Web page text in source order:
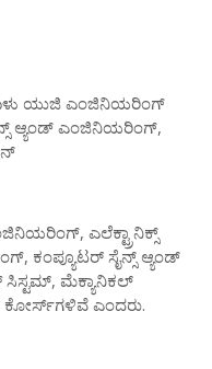
ಯುಜಿ ಎಂಜಿನಿಯರಿಂಗ್
ಆ್ಯಂಡ್ ಎಂಜಿನಿಯರಿಂಗ್,
, ಎಲೆಕ್ಟ್ರಾನಿಕ್ಸ್
, ಕಂಪ್ಯೂಟರ್ ಸೈನ್ಸ್ ಆ್ಯಂಡ್
ಸಿಸ್ಟಮ್, ಮೆಕ್ಯಾನಿಕಲ್
ಕೋರ್ಸ್ಗಳಿವೆ ಎಂದರು.